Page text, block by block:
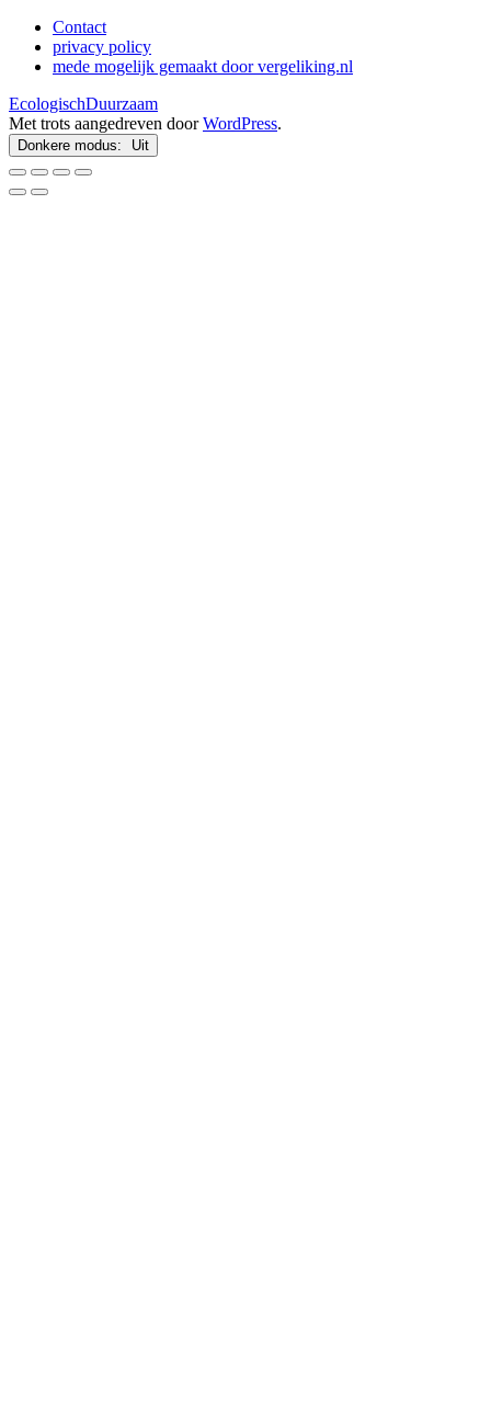
Contact
privacy policy
mede mogelijk gemaakt door vergeliking.nl
EcologischDuurzaam
Met trots aangedreven doorWordPress.
Donkere modus: